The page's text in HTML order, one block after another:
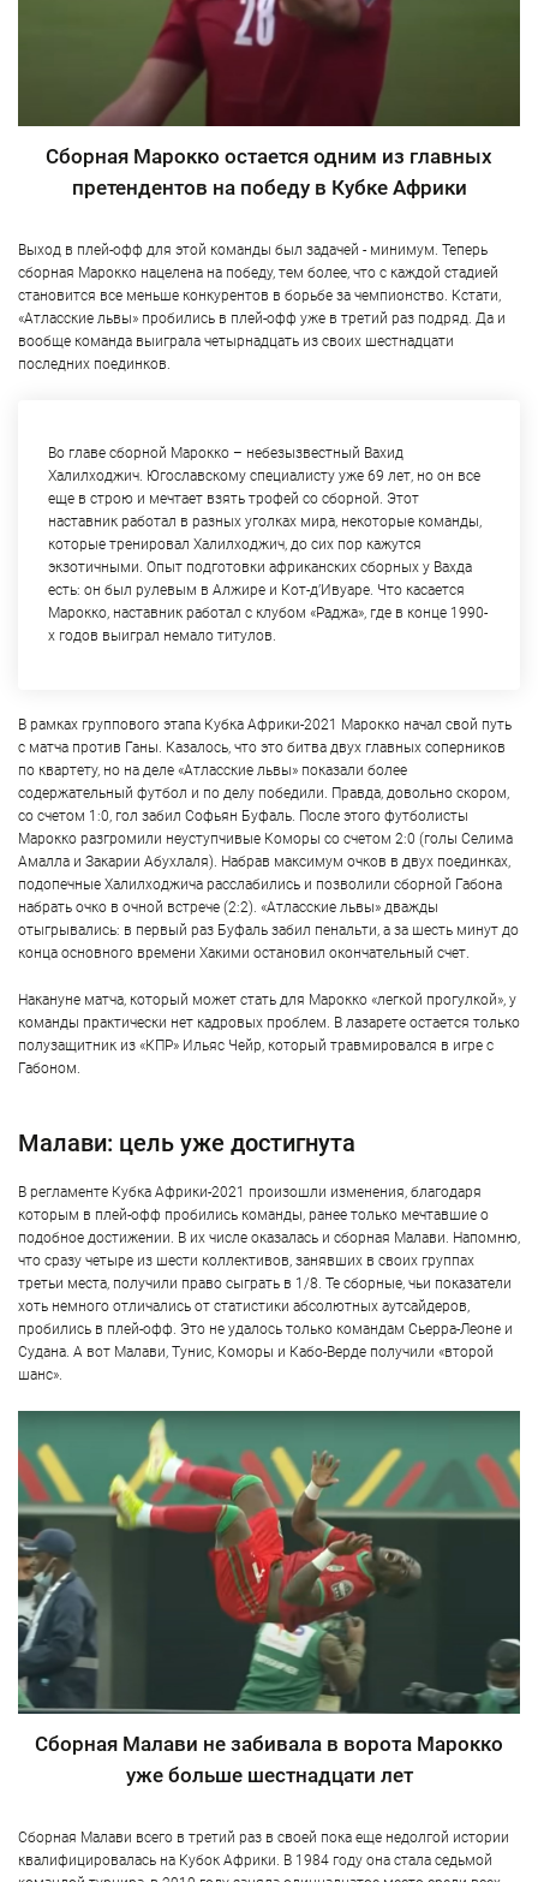
Сборная Марокко остается одним из главных
претендентов на победу в Кубке Африки
Выход в плей-офф для этой команды был задачей - минимум. Теперь
сборная Марокко нацелена на победу, тем более, что с каждой стадией
становится все меньше конкурентов в борьбе за чемпионство. Кстати,
«Атласские львы» пробились в плей-офф уже в третий раз подряд. Да и
вообще команда выиграла четырнадцать из своих шестнадцати
последних поединков.
Во главе сборной Марокко – небезызвестный Вахид
Халилходжич. Югославскому специалисту уже 69 лет, но он все
еще в строю и мечтает взять трофей со сборной. Этот
наставник работал в разных уголках мира, некоторые команды,
которые тренировал Халилходжич, до сих пор кажутся
экзотичными. Опыт подготовки африканских сборных у Вахда
есть: он был рулевым в Алжире и Кот-д’Ивуаре. Что касается
Марокко, наставник работал с клубом «Раджа», где в конце 1990-
х годов выиграл немало титулов.
В рамках группового этапа Кубка Африки-2021 Марокко начал свой путь
с матча против Ганы. Казалось, что это битва двух главных соперников
по квартету, но на деле «Атласские львы» показали более
содержательный футбол и по делу победили. Правда, довольно скором,
со счетом 1:0, гол забил Софьян Буфаль. После этого футболисты
Марокко разгромили неуступчивые Коморы со счетом 2:0 (голы Селима
Амалла и Закарии Абухлаля). Набрав максимум очков в двух поединках,
подопечные Халилходжича расслабились и позволили сборной Габона
набрать очко в очной встрече (2:2). «Атласские львы» дважды
отыгрывались: в первый раз Буфаль забил пенальти, а за шесть минут до
конца основного времени Хакими остановил окончательный счет.
Накануне матча, который может стать для Марокко «легкой прогулкой», у
команды практически нет кадровых проблем. В лазарете остается только
полузащитник из «КПР» Ильяс Чейр, который травмировался в игре с
Габоном.
Малави: цель уже достигнута
В регламенте Кубка Африки-2021 произошли изменения, благодаря
которым в плей-офф пробились команды, ранее только мечтавшие о
подобное достижении. В их числе оказалась и сборная Малави. Напомню,
что сразу четыре из шести коллективов, занявших в своих группах
третьи места, получили право сыграть в 1/8. Те сборные, чьи показатели
хоть немного отличались от статистики абсолютных аутсайдеров,
пробились в плей-офф. Это не удалось только командам Сьерра-Леоне и
Судана. А вот Малави, Тунис, Коморы и Кабо-Верде получили «второй
шанс».
Сборная Малави не забивала в ворота Марокко
уже больше шестнадцати лет
Сборная Малави всего в третий раз в своей пока еще недолгой истории
квалифицировалась на Кубок Африки. В 1984 году она стала седьмой